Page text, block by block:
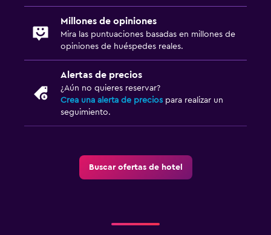
Millones de opiniones
Mira las puntuaciones basadas en millones de
opiniones de huéspedes reales.
Alertas de precios
¿Aún no quieres reservar?
Crea una alerta de precios para realizar un
seguimiento.
Buscar ofertas de hotel